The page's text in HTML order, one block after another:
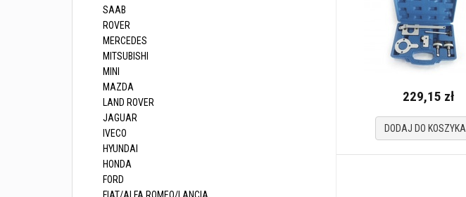
SAAB
ROVER
MERCEDES
MITSUBISHI
MINI
MAZDA
LAND ROVER
JAGUAR
IVECO
HYUNDAI
HONDA
FORD
229,15 zł
DODAJ DO KOSZYKA